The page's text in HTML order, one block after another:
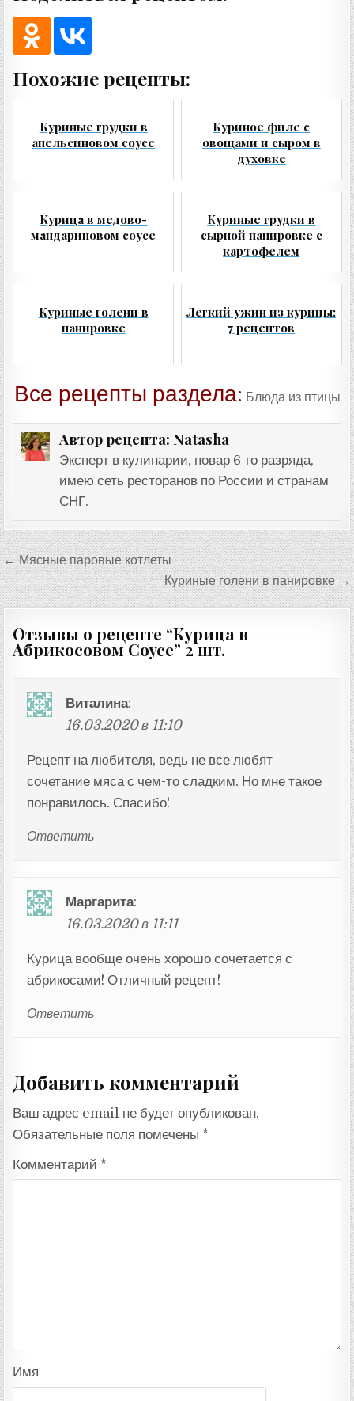
Похожие рецепты:
Куриные грудки в
апельсиновом соусе
Куриное филе с
овощами и сыром в
духовке
Курица в медово-
мандариновом соусе
Куриные грудки в
сырной панировке с
картофелем
Куриные голени в
панировке
Легкий ужин из курицы:
7 рецептов
Все рецепты раздела: Блюда из птицы
Автор рецепта: Natasha
Эксперт в кулинарии, повар 6-го разряда,
имею сеть ресторанов по России и странам
СНГ.
Навигация
по
записям
← Мясные паровые котлеты
Куриные голени в панировке →
Отзывы о рецепте “Курица в
Абрикосовом Соусе” 2 шт.
Виталина:
16.03.2020 в 11:10
Рецепт на любителя, ведь не все любят
сочетание мяса с чем-то сладким. Но мне такое
понравилось. Спасибо!
Ответить
Маргарита:
16.03.2020 в 11:11
Курица вообще очень хорошо сочетается с
абрикосами! Отличный рецепт!
Ответить
Добавить комментарий
Ваш адрес email не будет опубликован.
Обязательные поля помечены *
Комментарий *
Имя